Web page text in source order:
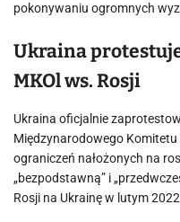
pokonywaniu ogromnych
Ukraina
MKOl ws. Rosji
Ukraina oficjalnie
Międzynarodowego
ograniczeń nałożonych na
„bezpodstawną” i
Rosji na Ukrainę w lutym